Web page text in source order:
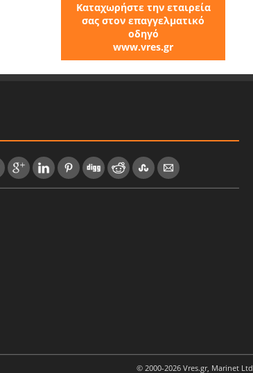
Καταχωρήστε την εταιρεία
σας στον επαγγελματικό
οδηγό
www.vres.gr
© 2000-2026 Vres.gr, Marinet Ltd